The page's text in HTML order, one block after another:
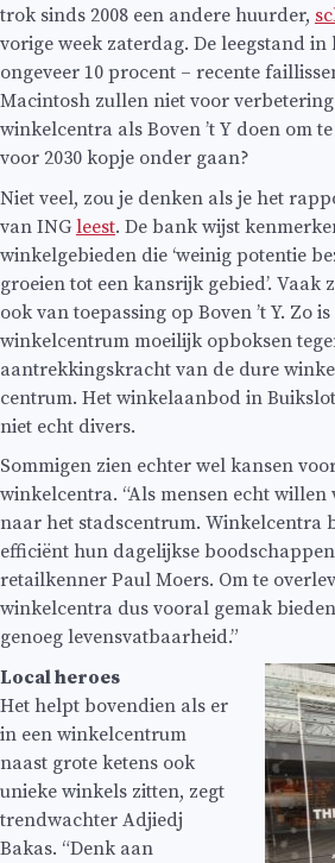
trok sinds 2008 een andere huurder,
vorige week zaterdag. De leegstand
ongeveer 10 procent – recente
Macintosh zullen niet voor
winkelcentra als Boven ’t Y doen om
voor 2030 kopje onder gaan?
Niet veel, zou je denken als je het
van ING leest. De bank wijst
winkelgebieden die ‘weinig potentie
groeien tot een kansrijk gebied’. Vaak
ook van toepassing op Boven ’t Y. Zo
winkelcentrum moeilijk opboksen
aantrekkingskracht van de dure
centrum. Het winkelaanbod in
niet echt divers.
Sommigen zien echter wel kansen
winkelcentra. “Als mensen echt willen
naar het stadscentrum. Winkelcentra
efficiënt hun dagelijkse boodschappen
retailkenner Paul Moers. Om te
winkelcentra dus vooral gemak
genoeg levensvatbaarheid.”
Local heroes
Het helpt bovendien als er
in een winkelcentrum
naast grote ketens ook
unieke winkels zitten, zegt
trendwachter Adjiedj
Bakas. “Denk aan